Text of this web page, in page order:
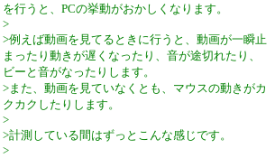
を行うと、PCの挙動がおかしくなります。
>
>例えば動画を見てるときに行うと、動画が一瞬止
まったり動きが遅くなったり、音が途切れたり、
ビーと音がなったりします。
>また、動画を見ていなくとも、マウスの動きがカ
クカクしたりします。
>
>計測している間はずっとこんな感じです。
>